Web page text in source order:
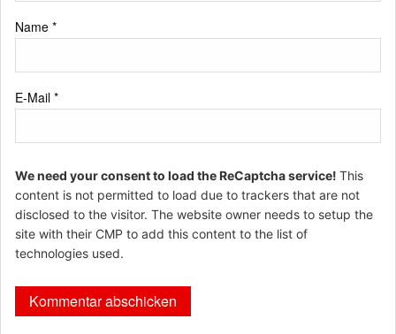
Name *
E-Mail *
We need your consent to load the ReCaptcha service! This
content is not permitted to load due to trackers that are not
disclosed to the visitor. The website owner needs to setup the
site with their CMP to add this content to the list of
technologies used.